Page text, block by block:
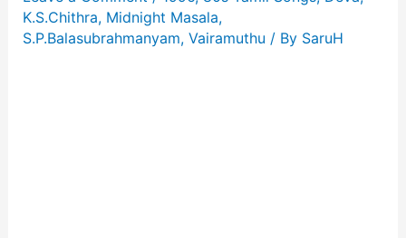
K.S.Chithra, Midnight Masala,
S.P.Balasubrahmanyam, Vairamuthu / By SaruH